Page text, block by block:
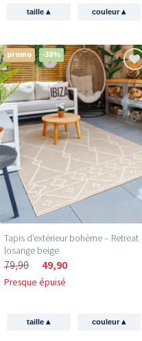
taille▴ couleur▴
promo -38%
Tapis d’extérieur bohème – Retreat
losange beige
79,90 49,90
Presque épuisé
taille▴ couleur▴